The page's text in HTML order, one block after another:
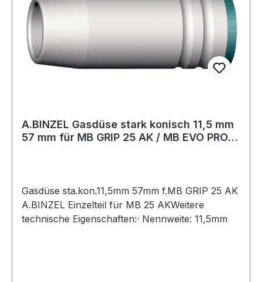
A.BINZEL Gasdüse stark konisch 11,5 mm
57 mm für MB GRIP 25 AK / MB EVO PRO
Gasdüse sta.kon.11,5mm 57mm f.MB GRIP 25 AK
A.BINZEL Einzelteil für MB 25 AKWeitere
technische Eigenschaften:· Nennweite: 11,5mm